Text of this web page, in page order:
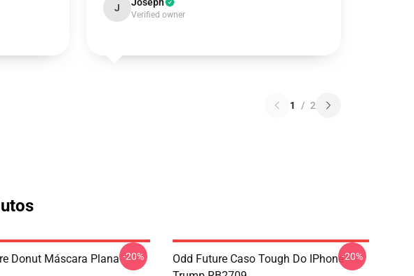
J
Verified owner
1 / 2
Donut Máscara Plana -20%
Odd Future Caso Tough Do IPhone-20%